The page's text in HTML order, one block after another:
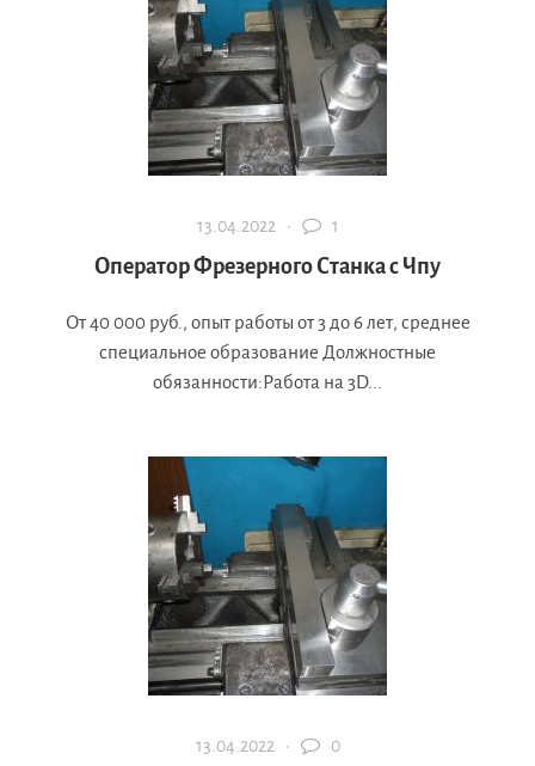
13.04.2022 · 1
Оператор Фрезерного Станка с Чпу
От 40 000 руб., опыт работы от 3 до 6 лет, среднее
специальное образование Должностные
обязанности:Работа на 3D...
13.04.2022 · 0